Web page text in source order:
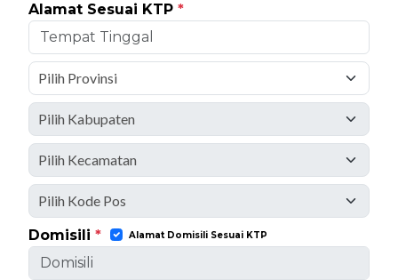
Alamat Sesuai KTP *
Domisili * Alamat Domisili Sesuai KTP